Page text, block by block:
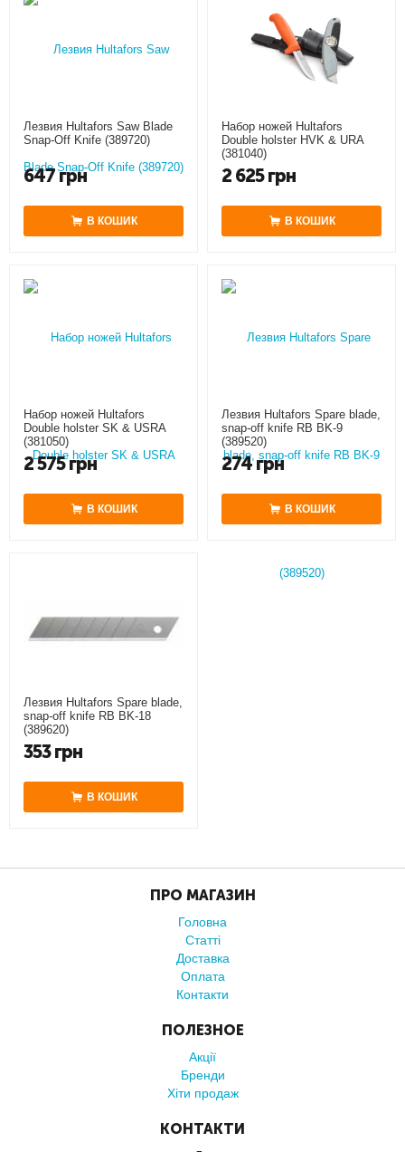
Лезвия Hultafors Saw Blade
Snap-Off Knife (389720)
647грн
В КОШИК
Набор ножей Hultafors
Double holster HVK & URA
(381040)
2 625 грн
В КОШИК
Набор ножей Hultafors
Double holster SK & USRA
(381050)
2 575 грн
В КОШИК
Лезвия Hultafors Spare blade,
snap-off knife RB BK-9
(389520)
274 грн
В КОШИК
Лезвия Hultafors Spare blade,
snap-off knife RB BK-18
(389620)
353 грн
В КОШИК
ПРО МАГАЗИН
Головна
Статті
Доставка
Оплата
Контакти
ПОЛЕЗНОЕ
Акції
Бренди
Хіти продаж
КОНТАКТИ